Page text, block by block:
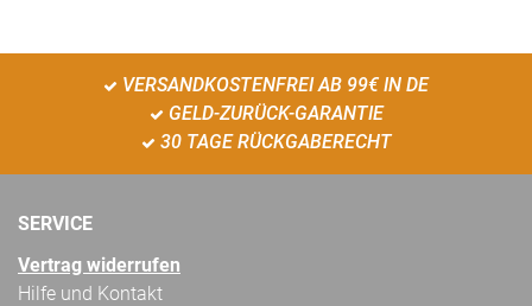
VERSANDKOSTENFREI AB 99€ IN DE
GELD-ZURÜCK-GARANTIE
30 TAGE RÜCKGABERECHT
SERVICE
Vertrag widerrufen
Hilfe und Kontakt